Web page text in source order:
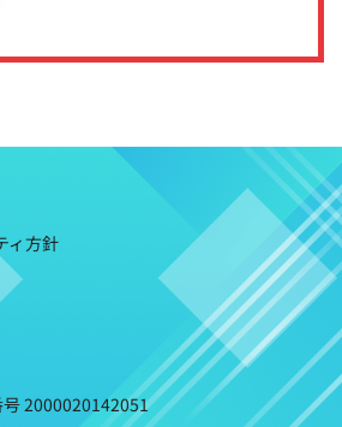
ィ方針
2000020142051